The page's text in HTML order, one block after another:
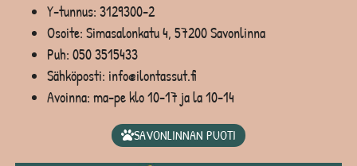
Y-tunnus: 3129300-2
Osoite: Simasalonkatu 4, 57200 Savonlinna
Puh: 050 3515433
Sähköposti: info@ilontassut.fi
Avoinna: ma-pe klo 10-17 ja la 10-14
SAVONLINNAN PUOTI